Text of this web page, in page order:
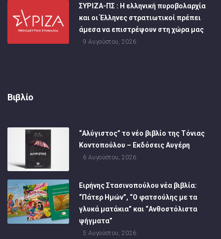
ΣΥΡΙΖΑ-ΠΣ : Η ελληνική πυροβολαρχία
και οι Έλληνες στρατιωτικοί πρέπει
άμεσα να επιστρέψουν στη χώρα μας
9 Αυγούστου, 2026
Βιβλίο
“Αλύγιστος” το νέο βιβλίο της Τόνιας
Κοντοπούλου – Εκδόσεις Αυγέρη
6 Αυγούστου, 2026
Ειρήνης Στασινοπούλου νέα βιβλία:
“Πάτερ Ημών”, “Ο φατσούλης με τα
γλυκά ματάκια” και “Ανθοστόλιστα
ψήγματα”
5 Αυγούστου, 2026